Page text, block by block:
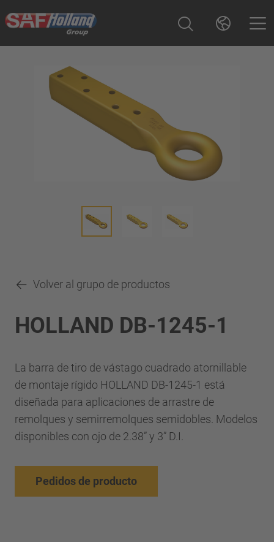
Volver al grupo de productos
HOLLAND DB-1245-1
La barra de tiro de vástago cuadrado atornillable
de montaje rígido HOLLAND DB-1245-1 está
diseñada para aplicaciones de arrastre de
remolques y semirremolques semidobles. Modelos
disponibles con ojo de 2.38” y 3” D.I.
Pedidos de producto